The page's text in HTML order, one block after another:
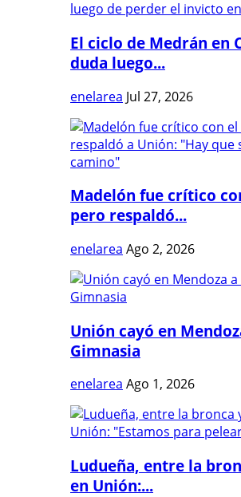
El ciclo de Medrán en
duda luego...
enelarea Jul 27, 2026
Madelón fue crítico
pero respaldó...
enelarea Ago 2, 2026
Unión cayó en
Gimnasia
enelarea Ago 1, 2026
Ludueña, entre la
en Unión:...